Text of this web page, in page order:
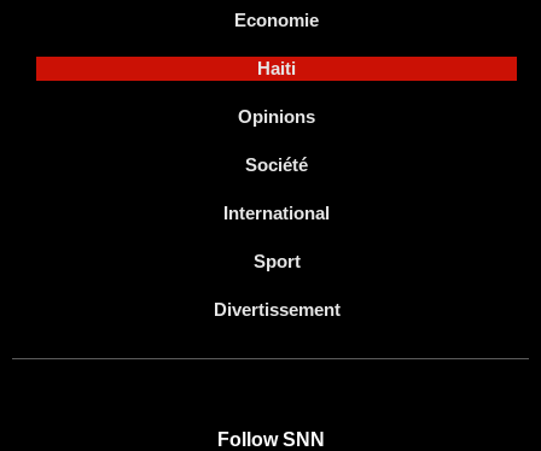
Economie
Haiti
Opinions
Société
International
Sport
Divertissement
Follow SNN